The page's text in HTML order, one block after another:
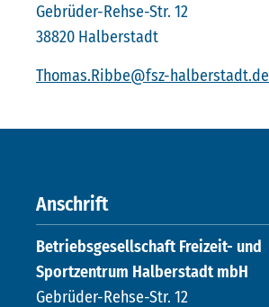
Gebrüder-Rehse-Str. 12
38820 Halberstadt
Thomas.Ribbe@fsz-halberstadt.de
Anschrift
Betriebsgesellschaft Freizeit- und
Sportzentrum Halberstadt mbH
Gebrüder-Rehse-Str. 12